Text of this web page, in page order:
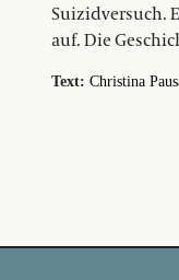
Suizidversuch.
auf. Die
Text: Christina